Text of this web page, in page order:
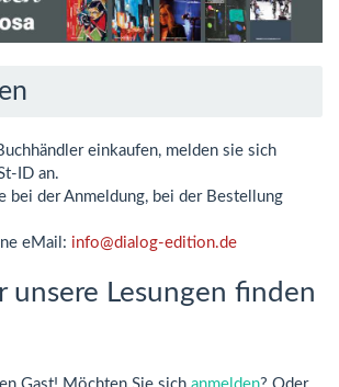
einkaufen, melden sie sich
ID an.
bei der Anmeldung, bei der Bestellung
eMail: info@dialog-edition.de
unsere Lesungen finden